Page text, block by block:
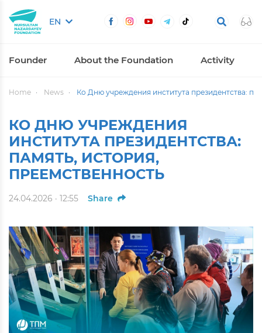
EN
Founder About the Foundation Activity
Home News Ко Дню учреждения института президентства:
КО ДНЮ УЧРЕЖДЕНИЯ
ИНСТИТУТА ПРЕЗИДЕНТСТВА:
ПАМЯТЬ, ИСТОРИЯ,
ПРЕЕМСТВЕННОСТЬ
24.04.2026 · 12:55 Share